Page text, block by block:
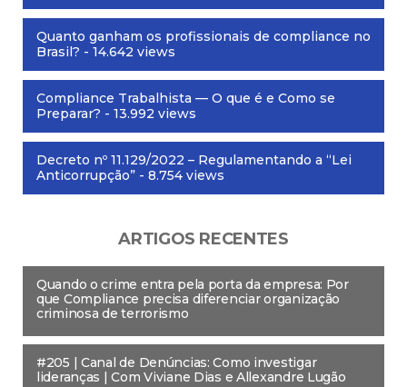
Quanto ganham os profissionais de compliance no
Brasil? - 14.642 views
Compliance Trabalhista — O que é e Como se
Preparar? - 13.992 views
Decreto nº 11.129/2022 – Regulamentando a “Lei
Anticorrupção” - 8.754 views
ARTIGOS RECENTES
Quando o crime entra pela porta da empresa: Por
que Compliance precisa diferenciar organização
criminosa de terrorismo
#205 | Canal de Denúncias: Como investigar
lideranças | Com Viviane Dias e Allexandre Lugão